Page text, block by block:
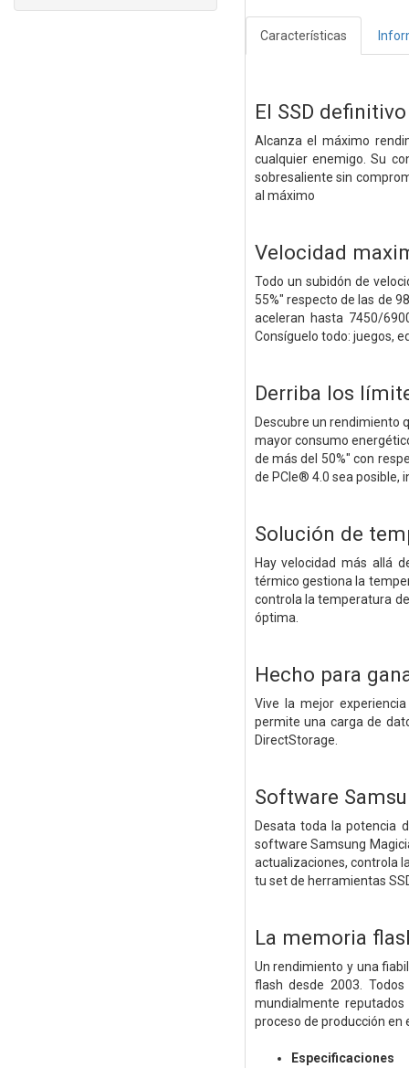
Características
El SSD definitivo
Alcanza el máximo
cualquier enemigo. Su
sobresaliente sin
al máximo
Velocidad
Todo un subidón de
55%" respecto de las de
aceleran hasta 7450/
Consíguelo todo: juegos,
Derriba los
Descubre un rendimiento
mayor consumo
de más del 50%" con
de PCIe® 4.0 sea posible,
Solución de
Hay velocidad más allá
térmico gestiona la
controla la temperatura
óptima.
Hecho para
Vive la mejor
permite una carga de
DirectStorage.
Software
Desata toda la potencia
software Samsung
actualizaciones, controla
tu set de herramientas
La memoria
Un rendimiento y una
flash desde 2003.
mundialmente
proceso de producción en
Especificaciones